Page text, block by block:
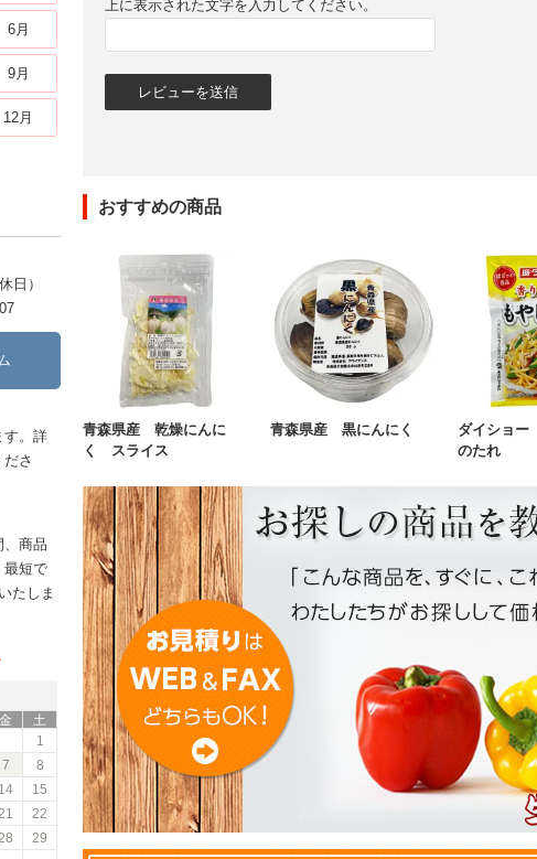
上に表示された文字を入力してください。
おすすめの商品
青森県産 乾燥にんに
く スライス
青森県産 黒にんにく
ダイショ
のたれ
6月
9月
12月
日）
す。詳
さ
、商品
最短で
たしま
金
土
1
7
8
14
15
21
22
28
29